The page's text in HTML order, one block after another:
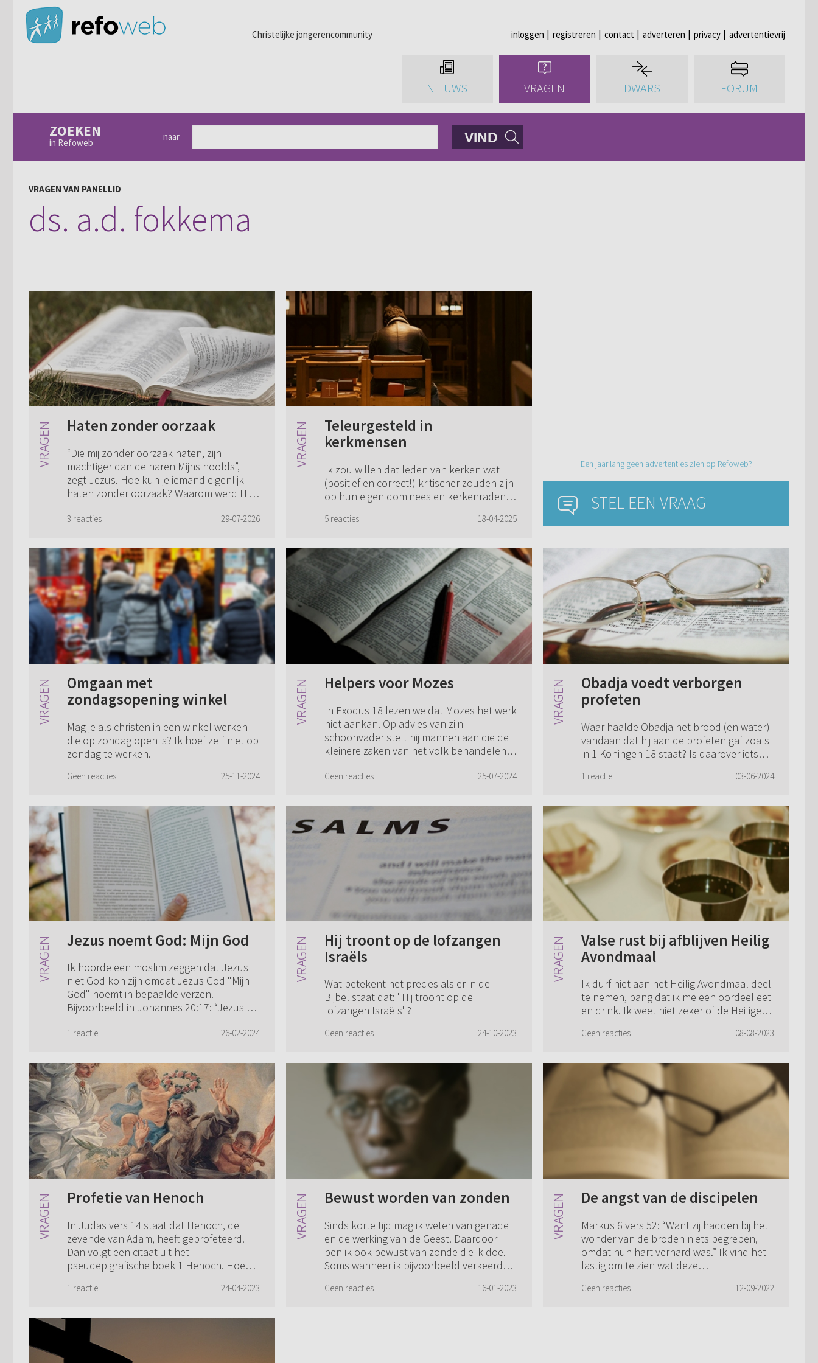
Christelijke jongerencommunity inloggen registreren contact adverteren privacy advertentievrij
NIEUWS VRAGEN DWARS FORUM
ZOEKEN
in Refoweb
naar VIND
VRAGEN VAN PANELLID
ds. a.d. fokkema
Haten zonder oorzaak
“Die mij zonder oorzaak haten, zijn
machtiger dan de haren Mijns hoofds”,
zegt Jezus. Hoe kun je iemand eigenlijk
haten zonder oorzaak? Waarom werd Hij
vijand...
3 reacties 29-07-2026
Teleurgesteld in
kerkmensen
Ik zou willen dat leden van kerken wat
(positief en correct!) kritischer zouden zijn
op hun eigen dominees en kerkenraden
schrijven. Als iets aantoonbaar gebreken
5 reacties 18-04-2025
Een jaar lang geen advertenties zien op Refoweb?
STEL EEN VRAAG
Omgaan met
zondagsopening winkel
Mag je als christen in een winkel werken
die op zondag open is? Ik hoef zelf niet op
zondag te werken.
Geen reacties 25-11-2024
Helpers voor Mozes
In Exodus 18 lezen we dat Mozes het werk
niet aankan. Op advies van zijn
schoonvader stelt hij mannen aan die de
kleinere zaken van het volk behandelen.
het niet...
Geen reacties 25-07-2024
Obadja voedt verborgen
profeten
Waar haalde Obadja het brood (en water)
vandaan dat hij aan de profeten gaf zoals
in 1 Koningen 18 staat? Is daarover iets
dat stiekem meenam uit het palei...
1 reactie 03-06-2024
Jezus noemt God: Mijn God
Ik hoorde een moslim zeggen dat Jezus
niet God kon zijn omdat Jezus God "Mijn
God" noemt in bepaalde verzen.
Bijvoorbeeld in Johannes 20:17: “Jezus zei
ben nog ...
1 reactie 26-02-2024
Hij troont op de lofzangen
Israëls
Wat betekent het precies als er in de
Bijbel staat dat: "Hij troont op de
lofzangen Israëls"?
Geen reacties 24-10-2023
Valse rust bij afblijven Heilig
Avondmaal
Ik durf niet aan het Heilig Avondmaal deel
te nemen, bang dat ik me een oordeel eet
en drink. Ik weet niet zeker of de Heilige
genade gelegd heeft. Want hoe weet i...
Geen reacties 08-08-2023
Profetie van Henoch
In Judas vers 14 staat dat Henoch, de
zevende van Adam, heeft geprofeteerd.
Dan volgt een citaat uit het
pseudepigrafische boek 1 Henoch. Hoe
een of meer Henochb...
1 reactie 24-04-2023
Bewust worden van zonden
Sinds korte tijd mag ik weten van genade
en de werking van de Geest. Daardoor
ben ik ook bewust van zonde die ik doe.
Soms wanneer ik bijvoorbeeld verkeerd
ik o...
Geen reacties 16-01-2023
De angst van de discipelen
Markus 6 vers 52: “Want zij hadden bij het
wonder van de broden niets begrepen,
omdat hun hart verhard was.” Ik vind het
lastig om te zien wat deze
de storm en d...
Geen reacties 12-09-2022